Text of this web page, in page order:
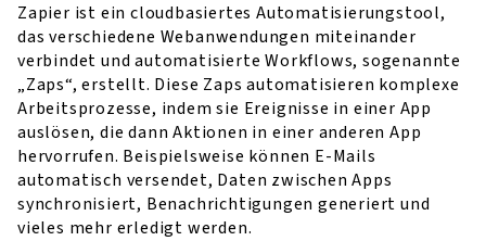
Zapier ist ein cloudbasiertes Automatisierungstool,
das verschiedene Webanwendungen miteinander
verbindet und automatisierte Workflows, sogenannte
„Zaps“, erstellt. Diese Zaps automatisieren komplexe
Arbeitsprozesse, indem sie Ereignisse in einer App
auslösen, die dann Aktionen in einer anderen App
hervorrufen. Beispielsweise können E-Mails
automatisch versendet, Daten zwischen Apps
synchronisiert, Benachrichtigungen generiert und
vieles mehr erledigt werden.